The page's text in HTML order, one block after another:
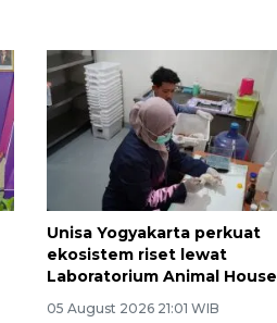
Unisa Yogyakarta perkuat
ekosistem riset lewat
Laboratorium Animal House
05 August 2026 21:01 WIB